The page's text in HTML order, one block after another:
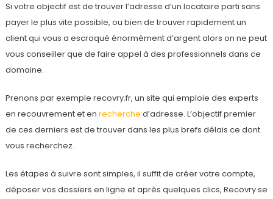
Si votre objectif est de trouver l’adresse d’un locataire parti sans
payer le plus vite possible, ou bien de trouver rapidement un
client qui vous a escroqué énormément d’argent alors on ne peut
vous conseiller que de faire appel à des professionnels dans ce
domaine.
Prenons par exemple recovry.fr, un site qui emploie des experts
en recouvrement et en recherche d’adresse. L’objectif premier
de ces derniers est de trouver dans les plus brefs délais ce dont
vous recherchez.
Les étapes à suivre sont simples, il suffit de créer votre compte,
déposer vos dossiers en ligne et après quelques clics, Recovry se